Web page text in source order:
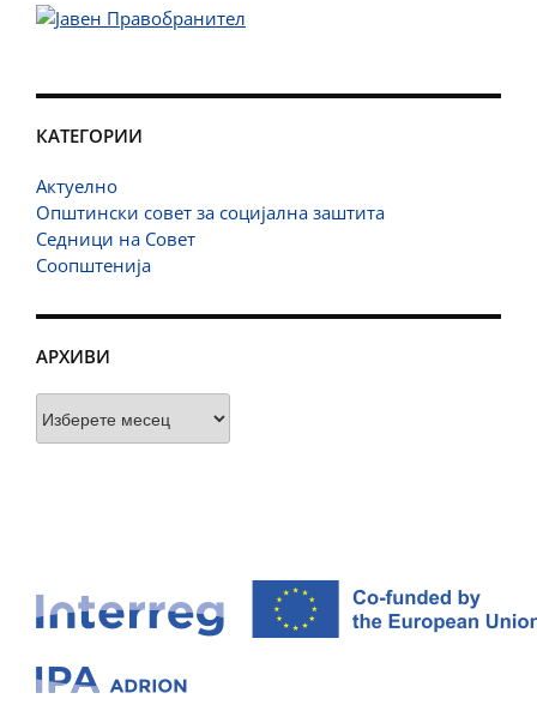
КАТЕГОРИИ
Актуелно
Општински совет за социјална заштита
Седници на Совет
Соопштенија
АРХИВИ